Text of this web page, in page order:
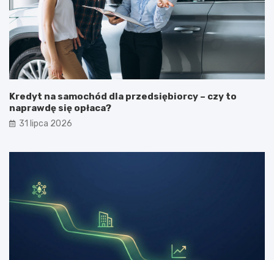
Kredyt na samochód dla przedsiębiorcy – czy to
naprawdę się opłaca?
31 lipca 2026